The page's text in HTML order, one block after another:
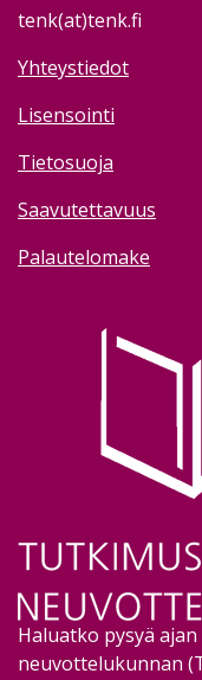
tenk(at)tenk.fi
Yhteystiedot
Lisensointi
Tietosuoja
Saavutettavuus
Palautelomake
Haluatko pysyä
neuvottelukunnan